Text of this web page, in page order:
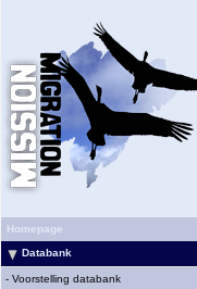
Homepage
Databank
- Voorstelling databank